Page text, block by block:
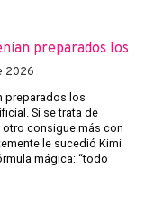
preparados los
2026
preparados los
Si se trata de
consigue más con
le sucedió Kimi
mágica: “todo